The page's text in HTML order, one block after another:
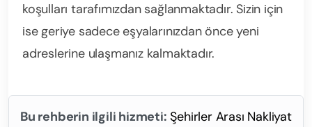
koşulları tarafımızdan sağlanmaktadır. Sizin için
ise geriye sadece eşyalarınızdan önce yeni
adreslerine ulaşmanız kalmaktadır.
Bu rehberin ilgili hizmeti: Şehirler Arası Nakliyat